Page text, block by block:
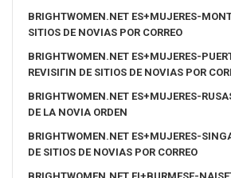
BRIGHTWOMEN.NET ES+MUJERES-
SITIOS DE NOVIAS POR CORREO
BRIGHTWOMEN.NET ES+MUJERES-
REVISIГІN DE SITIOS DE NOVIAS POR
BRIGHTWOMEN.NET ES+MUJERES-
DE LA NOVIA ORDEN
BRIGHTWOMEN.NET ES+MUJERES-
DE SITIOS DE NOVIAS POR CORREO